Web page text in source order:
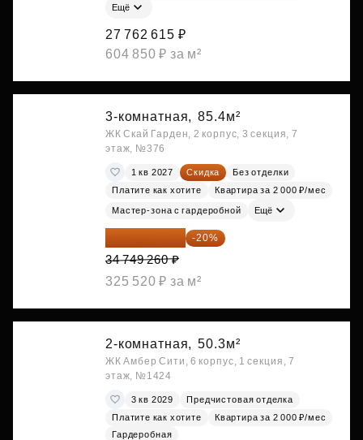
Ещё
27 762 615 ₽
604 850 ₽ за м²
3-комнатная, 85.4м²
ЖК Скай Гарден, 2 корпус, 3 секция, 7
этаж, №376
1 кв 2027 Скидка
Без отделки
Платите как хотите
Квартира за 2 000 ₽/мес
Мастер-зона с гардеробной Ещё
27 799 408 ₽ -20%
34 749 260 ₽
325 520 ₽ за м²
2-комнатная, 50.3м²
ЖК Амбер Сити, 6 корпус, 1 секция, 7
этаж, №1424
3 кв 2029
Предчистовая отделка
Платите как хотите
Квартира за 2 000 ₽/мес
Гардеробная